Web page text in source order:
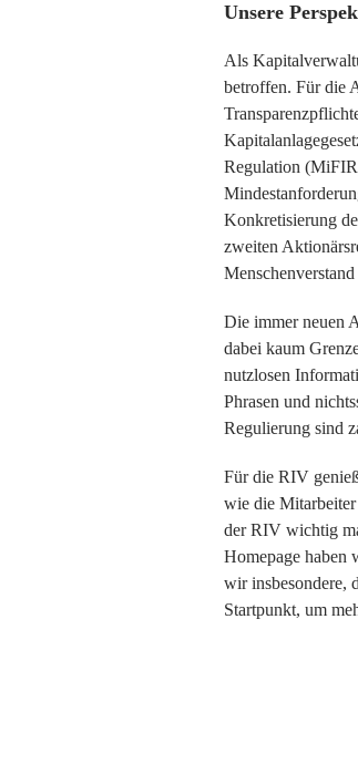
Unsere
Als
betroffen. Für die
Regulation
Konkretisierung
zweiten
Menschenverstand
Die immer neuen
dabei kaum
nutzlosen
Phrasen und
Regulierung sind
Für die RIV
wie die
der RIV wichtig
Homepage haben
wir insbesondere,
Startpunkt, um